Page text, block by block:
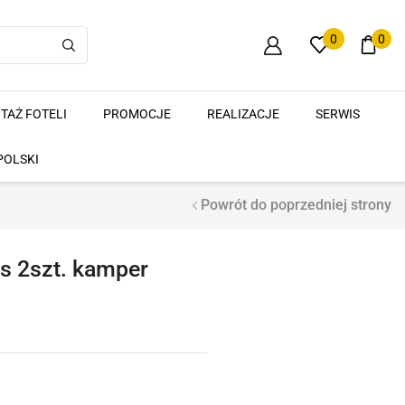
0 0
FOTELI PROMOCJE REALIZACJE SERWIS
Powrót do poprzedniej strony
2szt. kamper